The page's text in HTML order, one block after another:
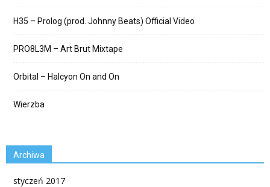
H35 – Prolog (prod. Johnny Beats) Official Video
PRO8L3M – Art Brut Mixtape
Orbital – Halcyon On and On
Wierzba
Archiwa
styczeń 2017